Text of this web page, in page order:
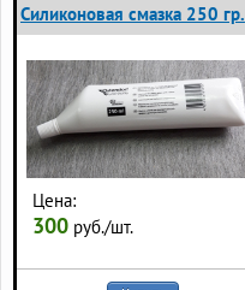
Силиконовая смазка 250 гр.
Цена:
300 руб./шт.